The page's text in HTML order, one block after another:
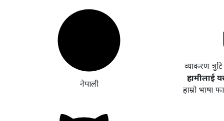
नेपाली
व्याकरण
हामीलाई
हाम्रो भाषा